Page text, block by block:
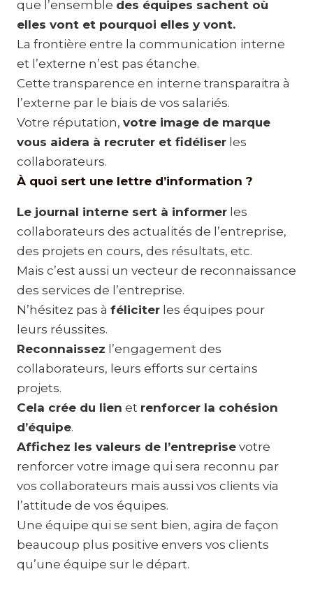
que l’ensemble des équipes sachent où
elles vont et pourquoi elles y vont.
La frontière entre la communication interne
et l’externe n’est pas étanche.
Cette transparence en interne transparaitra à
l’externe par le biais de vos salariés.
Votre réputation, votre image de marque
vous aidera à recruter et fidéliser les
collaborateurs.
À quoi sert une lettre d’information ?
Le journal interne sert à informer les
collaborateurs des actualités de l’entreprise,
des projets en cours, des résultats, etc.
Mais c’est aussi un vecteur de reconnaissance
des services de l’entreprise.
N’hésitez pas à féliciter les équipes pour
leurs réussites.
Reconnaissez l’engagement des
collaborateurs, leurs efforts sur certains
projets.
Cela crée du lien et renforcer la cohésion
d’équipe.
Affichez les valeurs de l’entreprise votre
renforcer votre image qui sera reconnu par
vos collaborateurs mais aussi vos clients via
l’attitude de vos équipes.
Une équipe qui se sent bien, agira de façon
beaucoup plus positive envers vos clients
qu’une équipe sur le départ.